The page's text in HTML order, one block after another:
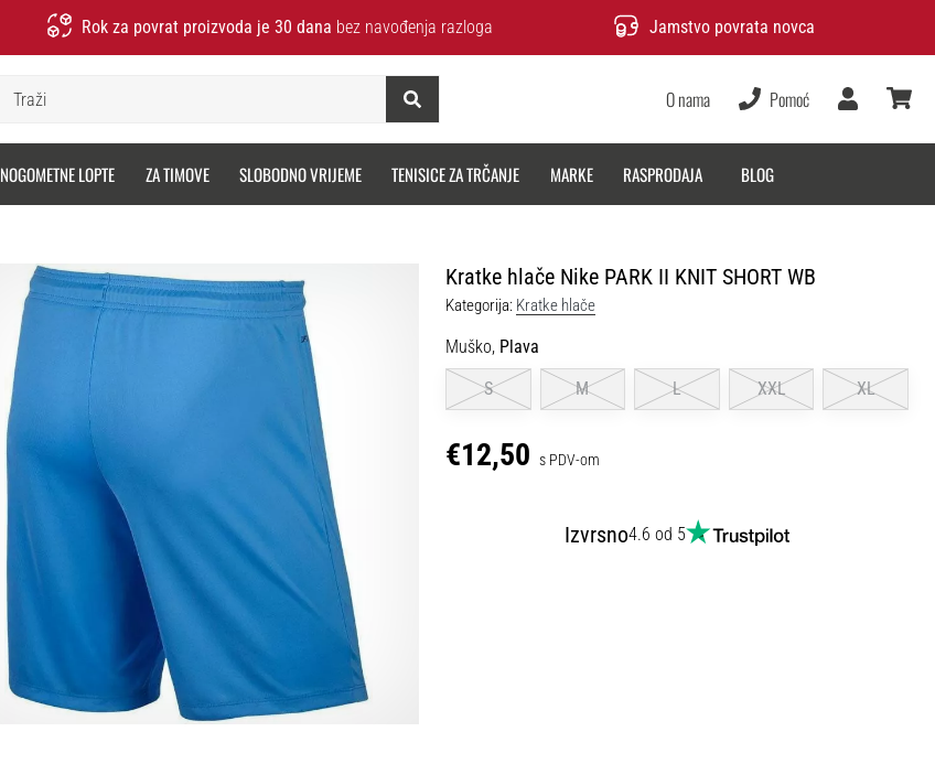
Rok za povrat proizvoda je 30 dana bez navođenja razloga Jamstvo povrata novca
O nama Pomoć
Korisnik
NOGOMETNE LOPTE ZA TIMOVE SLOBODNO VRIJEME TENISICE ZA TRČANJE MARKE RASPRODAJA BLOG
Kratke hlače Nike PARK II KNIT SHORT WB
Kategorija: Kratke hlače
Muško, Plava
S
M L XXL XL
€12,50 s PDV-om
Izvrsno4.6 od 5